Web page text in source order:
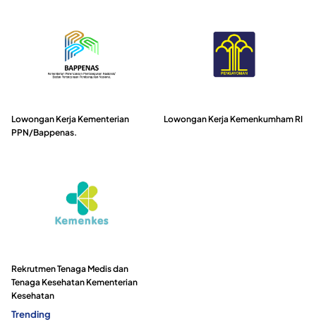
Lowongan Kerja Kementerian
PPN/Bappenas.
Lowongan Kerja Kemenkumham RI
Rekrutmen Tenaga Medis dan
Tenaga Kesehatan Kementerian
Kesehatan
Trending